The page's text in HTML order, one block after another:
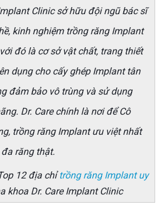
kinh nghiệm trồng răng Implant
đó là cơ sở vật chất, trang thiết
dụng cho cấy ghép Implant tân
đảm bảo vô trùng và sử dụng
Dr. Care chính là nơi để Cô
trồng răng Implant ưu việt nhất
răng thật.
12 địa chỉtrồng răng Implant uy
khoa Dr. Care Implant Clinic